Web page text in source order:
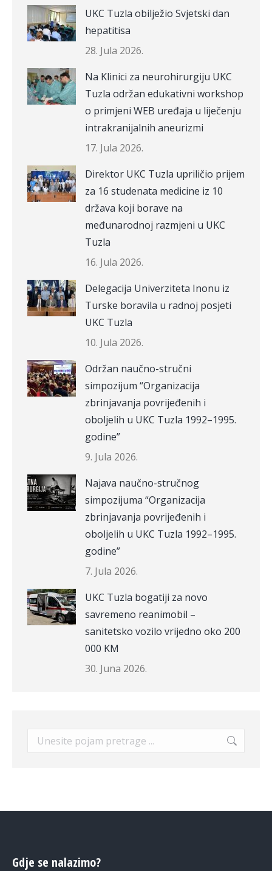
UKC Tuzla obilježio Svjetski dan
hepatitisa
28. Jula 2026.
Na Klinici za neurohirurgiju UKC
Tuzla održan edukativni workshop
o primjeni WEB uređaja u liječenju
intrakranijalnih aneurizmi
17. Jula 2026.
Direktor UKC Tuzla upriličio prijem
za 16 studenata medicine iz 10
država koji borave na
međunarodnoj razmjeni u UKC
Tuzla
16. Jula 2026.
Delegacija Univerziteta Inonu iz
Turske boravila u radnoj posjeti
UKC Tuzla
10. Jula 2026.
Održan naučno-stručni
simpozijum “Organizacija
zbrinjavanja povrijeđenih i
oboljelih u UKC Tuzla 1992–1995.
godine”
9. Jula 2026.
Najava naučno-stručnog
simpozijuma “Organizacija
zbrinjavanja povrijeđenih i
oboljelih u UKC Tuzla 1992–1995.
godine”
7. Jula 2026.
UKC Tuzla bogatiji za novo
savremeno reanimobil –
sanitetsko vozilo vrijedno oko 200
000 KM
30. Juna 2026.
Search:
Gdje se nalazimo?